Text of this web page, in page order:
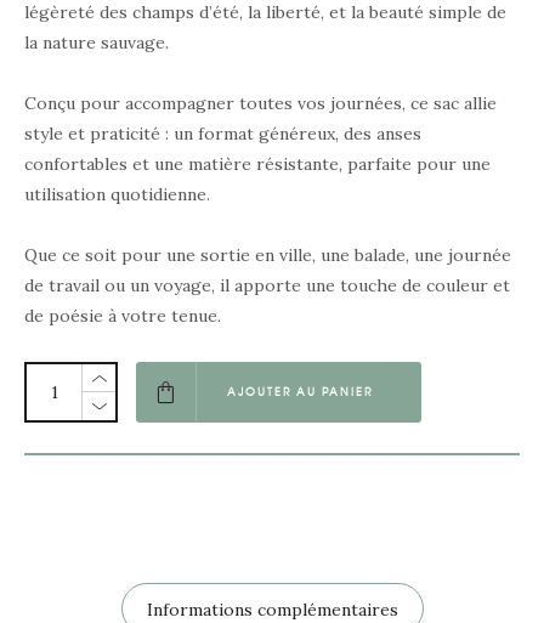
légèreté des champs d’été, la liberté, et la beauté simple de
la nature sauvage.
Conçu pour accompagner toutes vos journées, ce sac allie
style et praticité : un format généreux, des anses
confortables et une matière résistante, parfaite pour une
utilisation quotidienne.
Que ce soit pour une sortie en ville, une balade, une journée
de travail ou un voyage, il apporte une touche de couleur et
de poésie à votre tenue.
AJOUTER AU PANIER
Informations complémentaires